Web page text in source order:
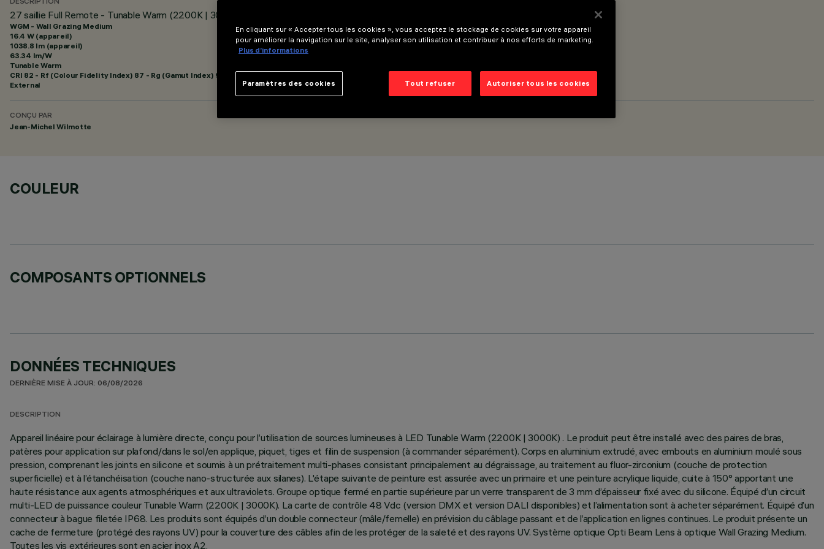
DESCRIPTION
27 saillie Full Remote - Tunable Warm (2200K | 3000K) - 48Vdc - L=1216mm - Optique Wall Grazing Medium
WGM - Wall Grazing Medium
16.4 W (appareil)
1038.8 lm (appareil)
63.34 lm/W
Tunable Warm
CRI 82 - Rf (Colour Fidelity Index) 87 - Rg (Gamut Index) 97
External
CONÇU PAR
Jean-Michel Wilmotte
COULEUR
COMPOSANTS OPTIONNELS
DONNÉES TECHNIQUES
DERNIÈRE MISE À JOUR: 06/08/2026
DESCRIPTION
Appareil linéaire pour éclairage à lumière directe, conçu pour l’utilisation de sources lumineuses à LED Tunable Warm (2200K | 3000K) . Le produit peut être installé avec des paires de bras,
patères pour application sur plafond/dans le sol/en applique, piquet, tiges et filin de suspension (à commander séparément). Corps en aluminium extrudé, avec embouts en aluminium moulé sous
pression, comprenant les joints en silicone et soumis à un prétraitement multi-phases consistant principalement au dégraissage, au traitement au fluor-zirconium (couche de protection
superficielle) et à l’étanchéisation (couche nano-structurée aux silanes). L'étape suivante de peinture est assurée avec un primaire et une peinture acrylique liquide, cuite à 150° apportant une
haute résistance aux agents atmosphériques et aux ultraviolets. Groupe optique fermé en partie supérieure par un verre transparent de 3 mm d’épaisseur fixé avec du silicone. Équipé d’un circuit
multi-LED de puissance couleur Tunable Warm (2200K | 3000K). La carte de contrôle 48 Vdc (version DMX et version DALI disponibles) et l’alimentation sont à acheter séparément. Équipé d’un
connecteur à bague filetée IP68. Les produits sont équipés d’un double connecteur (mâle/femelle) en prévision du câblage passant et de l’application en lignes continues. Le produit présente un
cache de fermeture (protégé des rayons UV) pour la couverture des câbles afin de les protéger de la saleté et des rayons UV. Système optique Opti Beam Lens à optique Wall Grazing Medium.
Toutes les vis extérieures sont en acier inox A2.
En cliquant sur « Accepter tous les cookies », vous acceptez le stockage de cookies sur votre appareil
pour améliorer la navigation sur le site, analyser son utilisation et contribuer à nos efforts de marketing.
Plus d’informations
Tout refuser Autoriser tous les cookies
Paramètres des cookies